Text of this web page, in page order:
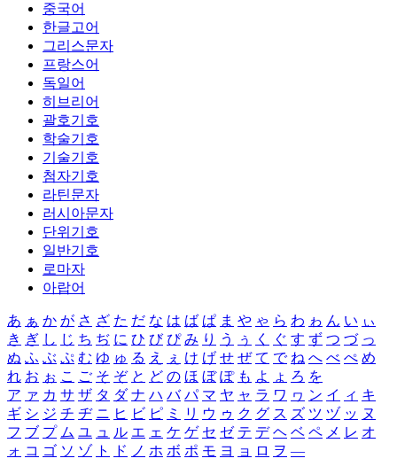
중국어
한글고어
그리스문자
프랑스어
독일어
히브리어
괄호기호
학술기호
기술기호
첨자기호
라틴문자
러시아문자
단위기호
일반기호
로마자
아랍어
あ ぁ か が さ ざ た だ な は ば ぱ ま や ゃ ら わ ゎ ん い ぃ
き ぎ し じ ち ぢ に ひ び ぴ み り う ぅ く ぐ す ず つ づ っ
ぬ ふ ぶ ぷ む ゆ ゅ る え ぇ け げ せ ぜ て で ね へ べ ぺ め
れ お ぉ こ ご そ ぞ と ど の ほ ぼ ぽ も よ ょ ろ を
ア ァ カ サ ザ タ ダ ナ ハ バ パ マ ヤ ャ ラ ワ ヮ ン イ ィ キ
ギ シ ジ チ ヂ ニ ヒ ビ ピ ミ リ ウ ゥ ク グ ス ズ ツ ヅ ッ ヌ
フ ブ プ ム ユ ュ ル エ ェ ケ ゲ セ ゼ テ デ ヘ ベ ペ メ レ オ
ォ コ ゴ ソ ゾ ト ド ノ ホ ボ ポ モ ヨ ョ ロ ヲ ―